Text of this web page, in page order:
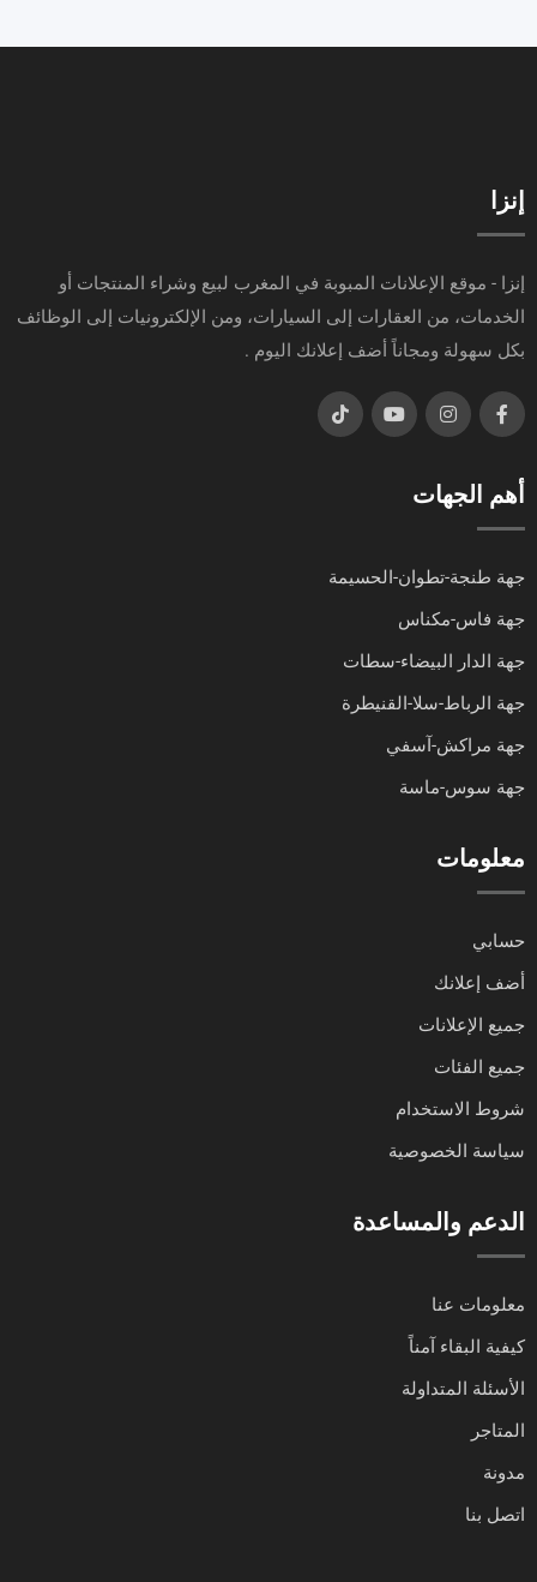
إنزا
إنزا - موقع الإعلانات المبوبة في المغرب لبيع وشراء المنتجات أو
الخدمات، من العقارات إلى السيارات، ومن الإلكترونيات إلى الوظائف
بكل سهولة ومجاناً أضف إعلانك اليوم .
أهم الجهات
جهة طنجة-تطوان-الحسيمة
جهة فاس-مكناس
جهة الدار البيضاء-سطات
جهة الرباط-سلا-القنيطرة
جهة مراكش-آسفي
جهة سوس-ماسة
معلومات
حسابي
أضف إعلانك
جميع الإعلانات
جميع الفئات
شروط الاستخدام
سياسة الخصوصية
الدعم والمساعدة
معلومات عنا
كيفية البقاء آمناً
الأسئلة المتداولة
المتاجر
مدونة
اتصل بنا